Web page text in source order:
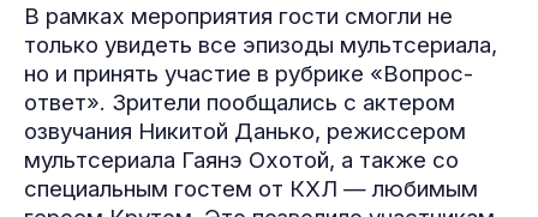
В рамках мероприятия гости смогли не
только увидеть все эпизоды мультсериала,
но и принять участие в рубрике «Вопрос-
ответ». Зрители пообщались с актером
озвучания Никитой Данько, режиссером
мультсериала Гаянэ Охотой, а также со
специальным гостем от КХЛ — любимым